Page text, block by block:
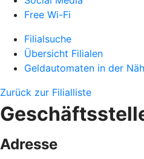
Free Wi-Fi
Filialsuche
Übersicht Filialen
Geldautomaten in der
Zurück zur Filialliste
Adresse